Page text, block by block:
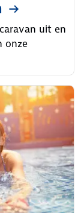
uit en
onze